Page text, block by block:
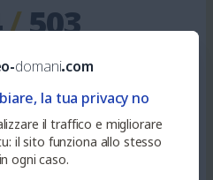
/503
o server fuso!
previsioni meteo
passati da poche
-domani.com
la tua privacy no
il traffico e migliorare
il sito funziona allo stesso
ogni caso.